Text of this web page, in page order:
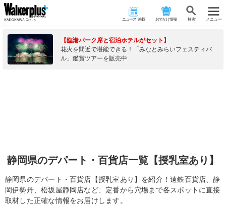
ニュース･連載 おでかけ情報 検 索 メニュー
【臨港パーク席と宿泊ホテルがセット】
花火を間近で堪能できる！「みなとみらいフェスティバ
ル」鑑賞ツアーを販売中
静岡県のデパート・百貨店一覧【授乳室あり】
静岡県のデパート・百貨店【授乳室あり】を紹介！遠鉄百貨店、静
岡伊勢丹、松坂屋静岡店など、定番から穴場まで各スポットに直接
取材した正確な情報をお届けします。